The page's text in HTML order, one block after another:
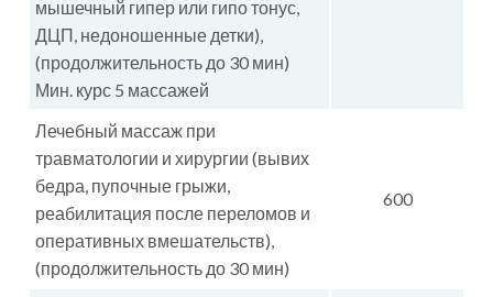
мышечный гипер или гипо тонус,
ДЦП, недоношенные детки),
(продолжительность до 30 мин)
Мин. курс 5 массажей
Лечебный массаж при
травматологии и хирургии (вывих
бедра, пупочные грыжи,
реабилитация после переломов и
оперативных вмешательств),
(продолжительность до 30 мин)
600